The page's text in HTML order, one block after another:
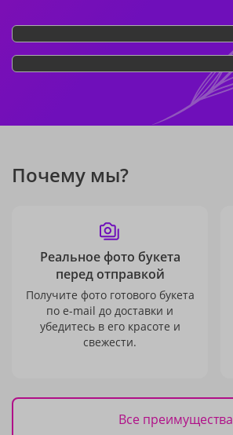
Почему мы?
Реальное фото букета
перед отправкой
Получите фото готового букета
по e-mail до доставки и
убедитесь в его красоте и
свежести.
Все преимущества